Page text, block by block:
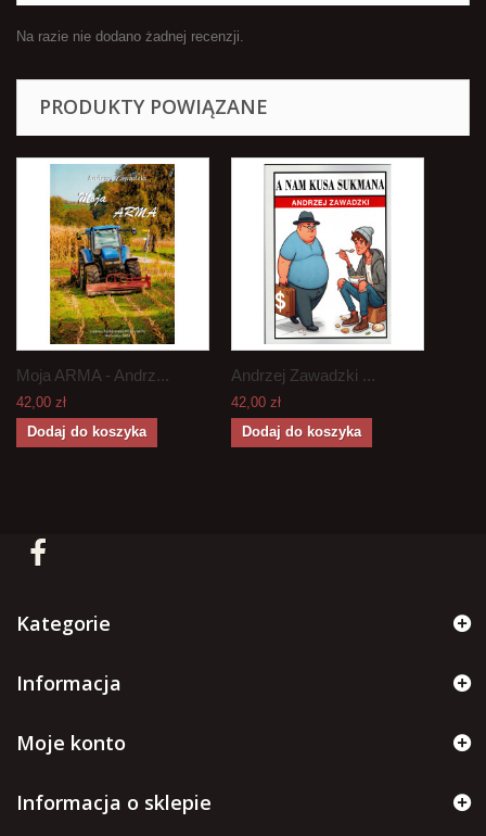
Na razie nie dodano żadnej recenzji.
PRODUKTY POWIĄZANE
Moja ARMA - Andrz...
42,00 zł
Dodaj do koszyka
Andrzej Zawadzki ...
42,00 zł
Dodaj do koszyka
Kategorie
Informacja
Moje konto
Informacja o sklepie